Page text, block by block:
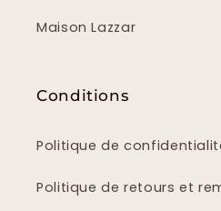
Maison Lazzar
Conditions
Politique de
Politique de retours et